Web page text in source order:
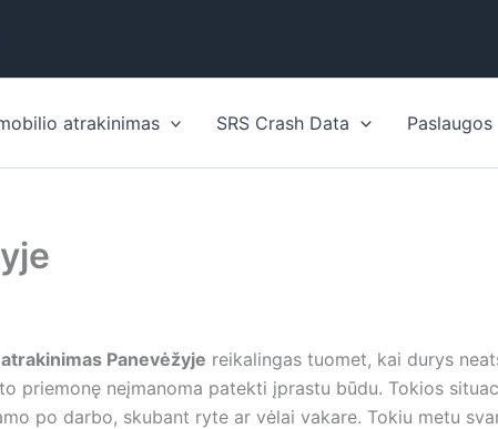
atrakinimas SRS Crash Data Paslaugos
Panevėžyje reikalingas tuomet, kai durys
priemonę neįmanoma patekti įprastu būdu. Tokios
po darbo, skubant ryte ar vėlai vakare. Tokiu metu